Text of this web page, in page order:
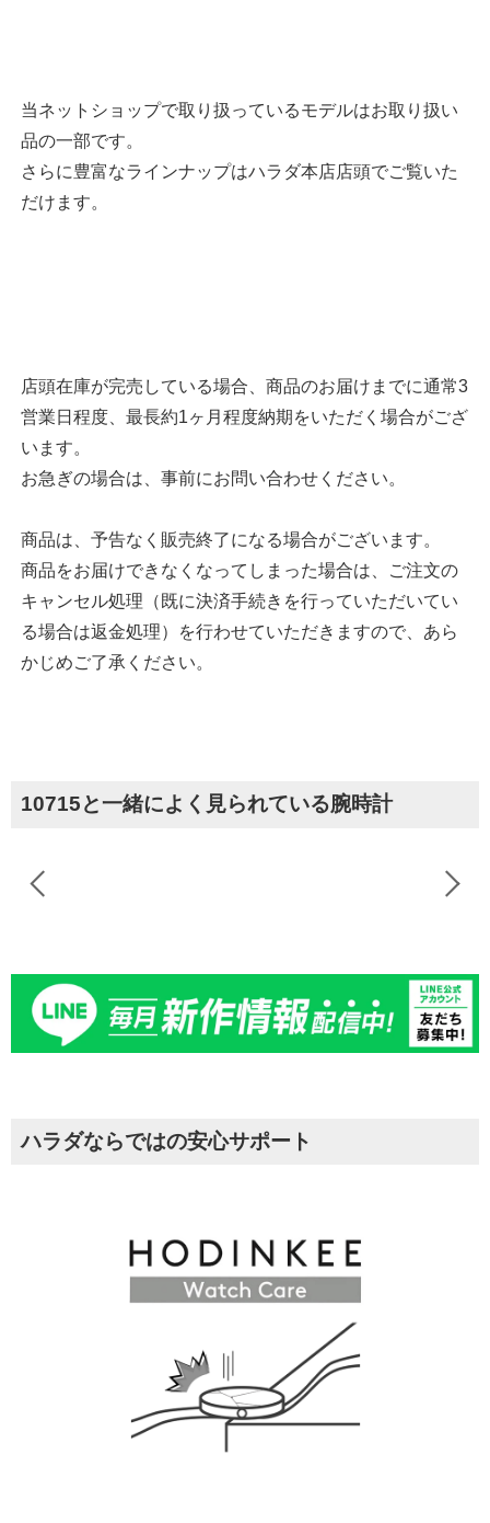
当ネットショップで取り扱っているモデルはお取り扱い
品の一部です。
さらに豊富なラインナップはハラダ本店店頭でご覧いた
だけます。
店頭在庫が完売している場合、商品のお届けまでに通常3
営業日程度、最長約1ヶ月程度納期をいただく場合がござ
います。
お急ぎの場合は、事前にお問い合わせください。
商品は、予告なく販売終了になる場合がございます。
商品をお届けできなくなってしまった場合は、ご注文の
キャンセル処理（既に決済手続きを行っていただいてい
る場合は返金処理）を行わせていただきますので、あら
かじめご了承ください。
10715と一緒によく見られている腕時計
ハラダならではの安心サポート